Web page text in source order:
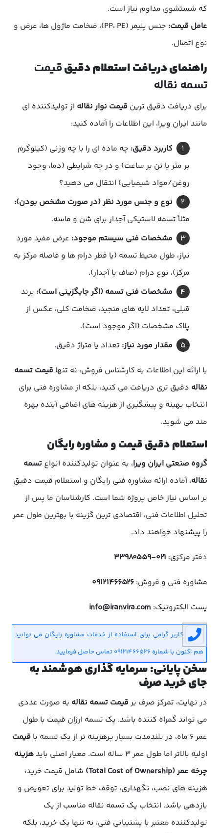
که شستشوی مداوم نیاز است.
عامل قیمت:
جنس پلیمر (PP، PE)، ضخامت ماژول ها، عرض و
نوع اتصال.
راهنمای دریافت استعلام دقیققیمت
تسمه نقاله
برای دریافت دقیق ترین قیمت نوار نقاله از تولیدکننده ای
مانند ایران ویرا، این اطلاعات را آماده کنید:
کاربرد دقیق: چه ماده ای را با چه وزنی (کیلوگرم
بر متر یا تن بر ساعت) و در چه شرایطی (دما، وجود
روغن/مواد شیمیایی) انتقال می دهید؟
نوع و جنس مورد نظر (در صورت مشخص بودن):
مثلاً تسمه لاستیکی آجدار برای شن و ماسه.
مشخصات فنی سیستم موجود: عرض مفید مورد
نیاز، طول محیط تسمه (یا قطر درام ها و فاصله مرکز به
مرکز)، نوع درام (صاف یا آجدار).
مشخصات فنی تسمه (اگر جایگزینی است): برند
قبلی، تعداد لایه های منجید، ضخامت کلی، عکس از
پلاک مشخصات (اگر موجود است).
مقدار مورد نیاز: تعداد یا متراژ دقیق.
با ارائه این اطلاعات به کارشناس فروش، نه تنها قیمت تسمه
نقاله دقیق تری دریافت می کنید، بلکه از مشاوره فنی برای
انتخاب بهینه و پیشگیری از هزینه های اضافی آینده بهره
مند می شوید.
استعلام دقیق قیمت و مشاوره رایگان
گروه صنعتی ایران ویرا، به عنوان تولیدکننده انواع تسمه
نقاله، آماده ارائه مشاوره فنی رایگان و استعلام قیمت دقیق
بر اساس نیاز خاص پروژه شما است. کارشناسان ما پس از
تحلیل اطلاعات فنی، اقتصادی ترین گزینه با بهترین طول عمر
را پیشنهاد خواهند داد.
دفتر مرکزی: ۰۲۱-۳۳۹۸۰۵۵۹
مشاوره فنی و فروش: ۰۹۱۲۱۴۶۶۵۲۶
پست الکترونیک: info@iranvira.com
کاربر گرامی برای استفاده از خدمات مشاوره رایگان می توانید
هم اکنون با شماره 09121466526 تماس حاصل فرمایید.
سخن پایانی: سرمایه گذاری هوشمند به
جای خرید صرف
در نهایت، تمرکز صرف برقیمت تسمه نقاله به صورت عددی
می تواند گمراه کننده باشد. یک تسمه ارزان قیمت با طول
عمر ۶ ماه، در بلندمدت بسیار پرهزینه تر از یک تسمه با
قیمت
اولیه بالاتر اما طول عمر ۳ ساله است. معیار اصلی باید
هزینه
چرخه عمر (Total Cost of Ownership)
شامل قیمت خرید،
هزینه های نصب، نگهداری، توقف خط تولید برای تعویض و
بازدهی باشد. انتخاب یک تسمه نقاله مناسب از یک
تولیدکننده معتبر با پشتیبانی فنی، نه تنها یک خرید، بلکه